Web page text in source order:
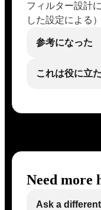
フィルター設計
した設定による
参考になった
これは役に立
Need more
Ask a